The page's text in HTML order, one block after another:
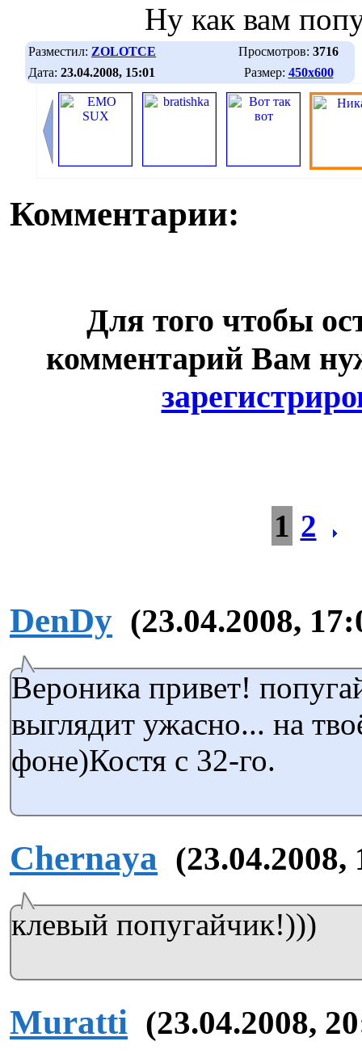
Ну как вам
Разместил: ZOLOTCE Просмотров: 3716
Дата: 23.04.2008, 15:01 Размер: 450х600
Комментарии:
Для того чтобы
комментарий Вам
1 2
DenDy (23.04.2008,
Вероника привет!
выглядит ужасно... на
фоне)Костя с 32-го.
Chernaya (23.04.2008,
клевый попугайчик!)))
Muratti (23.04.2008,